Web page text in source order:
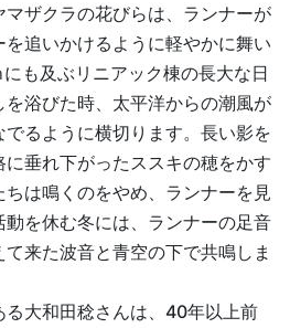
ザクラの花びらは、ランナーが
追いかけるように軽やかに舞い
も及ぶリニアック棟の長大な日
浴びた時、太平洋からの潮風が
るように横切ります。長い影を
垂れ下がったススキの穂をかす
は鳴くのをやめ、ランナーを見
を休む冬には、ランナーの足音
来た波音と青空の下で共鳴しま
大和田稔さんは、40年以上前